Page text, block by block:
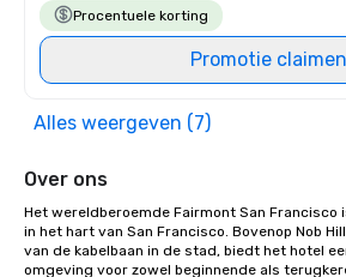
Procentuele korting
Promotie claimen
Alles weergeven (7)
Over ons
Het wereldberoemde Fairmont San Francisco
in het hart van San Francisco. Bovenop Nob
van de kabelbaan in de stad, biedt het hotel
omgeving voor zowel beginnende als